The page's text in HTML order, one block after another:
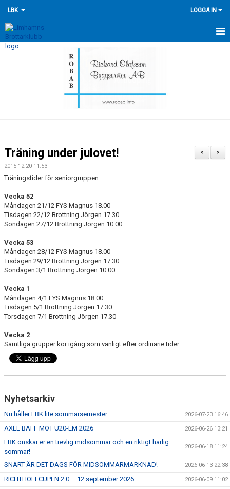
LBK LOGGA IN
HEM
TRÄNINGSKALENDER
HISTORIK
FYS - TRÄNA DITT LAG
BESTÄLL LBK KLÄDER
VACCINERAD MOT DOPING
RICHTHOFFCUPEN
SNK-TÄVLING PÅ LIMHAMN
SKÅNESERIEN
GDPR
STOLT SPONSOR
ÅNGERRÄTT
>
<
Träning under julovet!
2015-12-20 11:53
Träningstider för seniorgruppen
Vecka 52
Måndagen 21/12 FYS Magnus 18.00
Tisdagen 22/12 Brottning Jörgen 17.30
Söndagen 27/12 Brottning Jörgen 10.00
Vecka 53
Måndagen 28/12 FYS Magnus 18.00
Tisdagen 29/12 Brottning Jörgen 17.30
Söndagen 3/1 Brottning Jörgen 10.00
Vecka 1
Måndagen 4/1 FYS Magnus 18.00
Tisdagen 5/1 Brottning Jörgen 17.30
Torsdagen 7/1 Brottning Jörgen 17.30
Vecka 2
Samtliga grupper kör igång som vanligt efter ordinarie tider
Nyhetsarkiv
Nu håller LBK lite sommarsemester 2026-07-23 16:46
AXEL BAFF MOT U20-EM 2026 2026-06-26 13:21
LBK önskar er en trevlig midsommar och en riktigt härlig
sommar!
2026-06-18 11:24
SNART ÄR DET DAGS FÖR MIDSOMMARMARKNAD! 2026-06-13 22:38
RICHTHOFFCUPEN 2.0 – 12 september 2026 2026-06-09 11:02